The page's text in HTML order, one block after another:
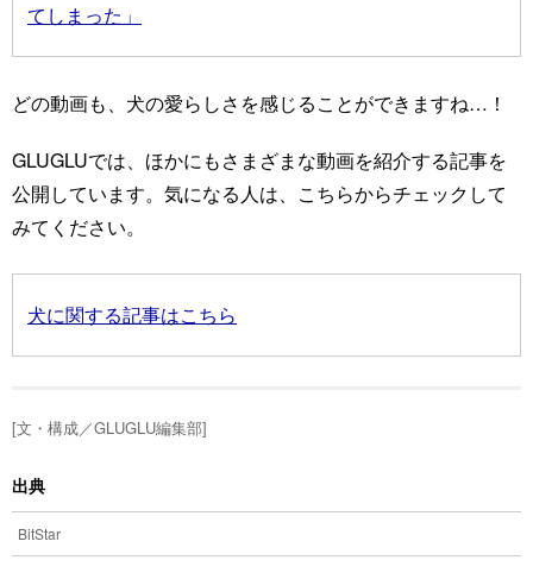
てしまった」
どの動画も、犬の愛らしさを感じることができますね…！
GLUGLUでは、ほかにもさまざまな動画を紹介する記事を
公開しています。気になる人は、こちらからチェックして
みてください。
犬に関する記事はこちら
[文・構成／GLUGLU編集部]
出典
BitStar